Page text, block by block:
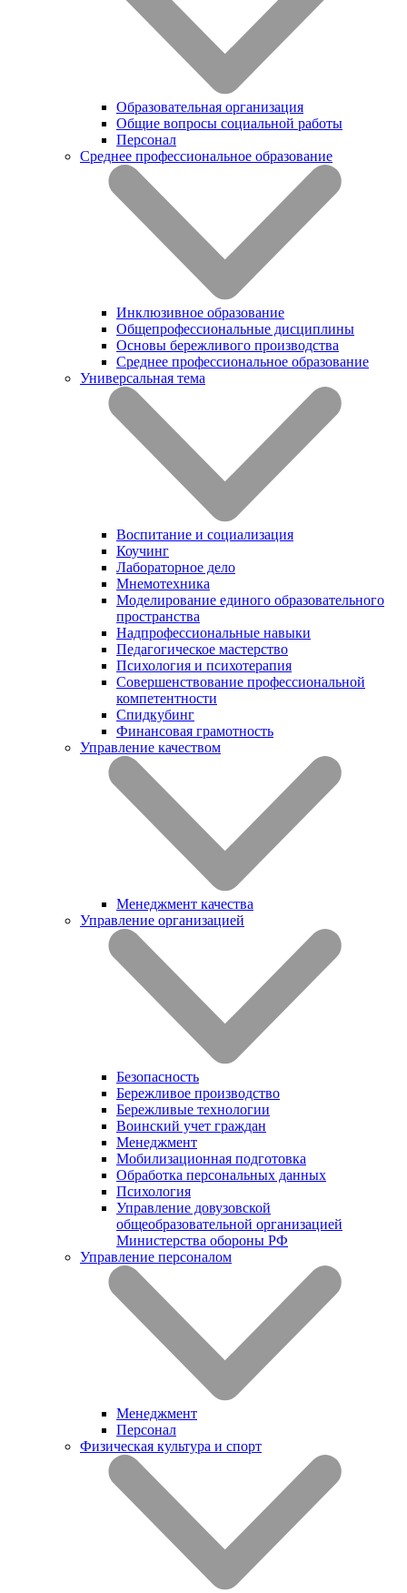
Образовательная организация
Общие вопросы социальной работы
Персонал
Среднее профессиональное образование
Инклюзивное образование
Общепрофессиональные дисциплины
Основы бережливого производства
Среднее профессиональное образование
Универсальная тема
Воспитание и социализация
Коучинг
Лабораторное дело
Мнемотехника
Моделирование единого образовательного
пространства
Надпрофессиональные навыки
Педагогическое мастерство
Психология и психотерапия
Совершенствование профессиональной
компетентности
Спидкубинг
Финансовая грамотность
Управление качеством
Менеджмент качества
Управление организацией
Безопасность
Бережливое производство
Бережливые технологии
Воинский учет граждан
Менеджмент
Мобилизационная подготовка
Обработка персональных данных
Психология
Управление довузовской
общеобразовательной организацией
Министерства обороны РФ
Управление персоналом
Менеджмент
Персонал
Физическая культура и спорт